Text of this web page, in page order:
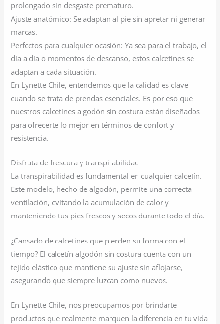
prolongado sin desgaste prematuro.
Ajuste anatómico: Se adaptan al pie sin apretar ni generar
marcas.
Perfectos para cualquier ocasión: Ya sea para el trabajo, el
día a día o momentos de descanso, estos calcetines se
adaptan a cada situación.
En Lynette Chile, entendemos que la calidad es clave
cuando se trata de prendas esenciales. Es por eso que
nuestros calcetines algodón sin costura están diseñados
para ofrecerte lo mejor en términos de confort y
resistencia.
Disfruta de frescura y transpirabilidad
La transpirabilidad es fundamental en cualquier calcetín.
Este modelo, hecho de algodón, permite una correcta
ventilación, evitando la acumulación de calor y
manteniendo tus pies frescos y secos durante todo el día.
¿Cansado de calcetines que pierden su forma con el
tiempo? El calcetín algodón sin costura cuenta con un
tejido elástico que mantiene su ajuste sin aflojarse,
asegurando que siempre luzcan como nuevos.
En Lynette Chile, nos preocupamos por brindarte
productos que realmente marquen la diferencia en tu vida